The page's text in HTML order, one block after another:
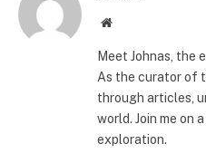
Website
Meet Johnas, the
As the curator of
through articles,
world. Join me on
exploration.